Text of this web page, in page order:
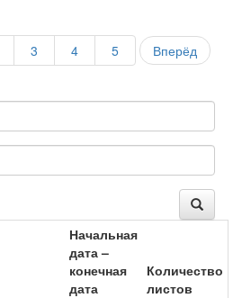
3 4 5 Вперёд
Начальная
дата –
конечная
дата
Количество
листов